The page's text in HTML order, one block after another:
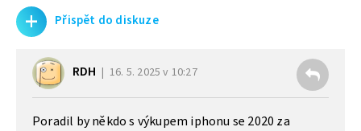
+ Přispět do diskuze
RDH 16. 5. 2025 v 10:27
Poradil by někdo s výkupem iphonu se 2020 za